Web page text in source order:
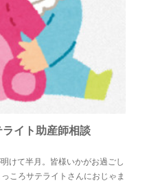
ライト助産師相談
けて半月。皆様いかがお過ごし
ころサテライトさんにおじゃま